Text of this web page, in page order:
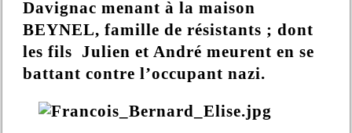
Davignac menant à la maison
BEYNEL, famille de résistants ; dont
les fils Julien et André meurent en se
battant contre l’occupant nazi.